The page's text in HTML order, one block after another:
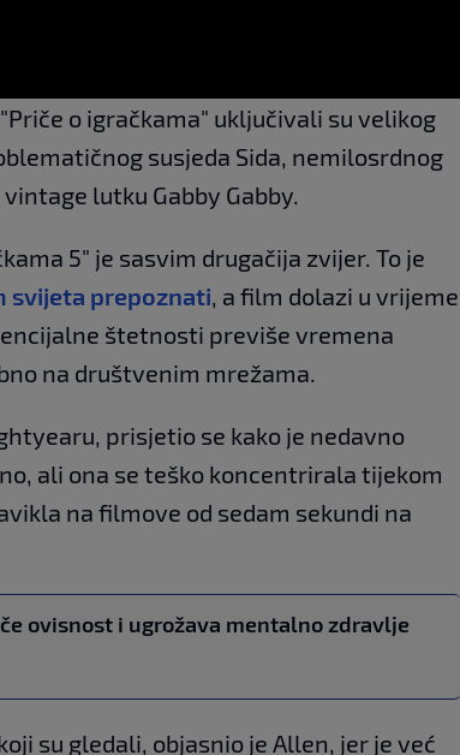
o igračkama" uključivali su velikog
susjeda Sida, nemilosrdnog
lutku Gabby Gabby.
5" je sasvim drugačija zvijer. To je
svijeta prepoznati, a film dolazi u vrijeme
štetnosti previše vremena
na društvenim mrežama.
prisjetio se kako je nedavno
ali ona se teško koncentrirala tijekom
na filmove od sedam sekundi na
ovisnost i ugrožava mentalno zdravlje
su gledali, objasnio je Allen, jer je već